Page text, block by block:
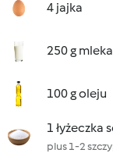
4 jajka
250 g mleka
100 g oleju
1 łyżeczka
plus 1-2